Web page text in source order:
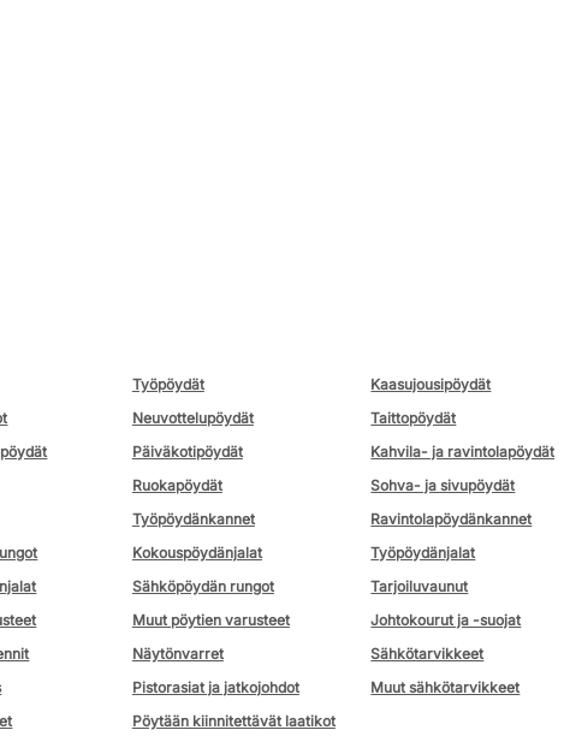
Työpöydät
Kaasujousipöydät
Neuvottelupöydät
Taittopöydät
Päiväkotipöydät
Kahvila- ja ravintolapöydät
Ruokapöydät
Sohva- ja sivupöydät
Työpöydänkannet
Ravintolapöydänkannet
Kokouspöydänjalat
Työpöydänjalat
Sähköpöydän rungot
Tarjoiluvaunut
Muut pöytien varusteet
Johtokourut ja -suojat
Näytönvarret
Sähkötarvikkeet
Pistorasiat ja jatkojohdot
Muut sähkötarvikkeet
Pöytään kiinnitettävät laatikot